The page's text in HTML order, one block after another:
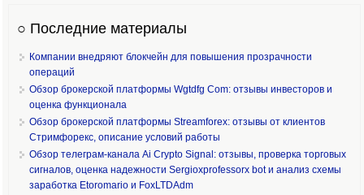
○ Последние материалы
Компании внедряют блокчейн для повышения прозрачности
операций
Обзор брокерской платформы Wgtdfg Com: отзывы инвесторов и
оценка функционала
Обзор брокерской платформы Streamforex: отзывы от клиентов
Стримфорекс, описание условий работы
Обзор телеграм-канала Ai Crypto Signal: отзывы, проверка торговых
сигналов, оценка надежности Sergioxprofessorx bot и анализ схемы
заработка Etoromario и FoxLTDAdm